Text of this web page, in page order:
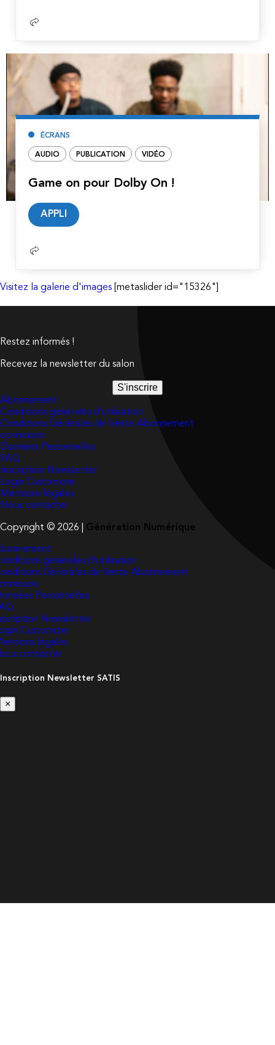
ÉCRANS
AUDIO PUBLICATION VIDÉO
Game on pour Dolby On !
APPLI
Visitez la galerie d'images [metaslider id="15326"]
Restez informés !
Recevez la newsletter du salon
S'inscrire
Abonnement
Conditions générales d’utilisation
Conditions Générales de Vente Abonnement
connexion
Données Personnelles
FAQ
Inscription Newsletter
Login Customizer
Mentions légales
Nous contacter
Copyright © 2026 | Génération Numérique
générales d’utilisation
Générales de Vente Abonnement
Personnelles
Newsletter
Customizer
légales
contacter
Inscription Newsletter SATIS
×